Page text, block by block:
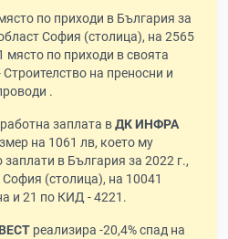
по приходи в България за
София (столица), на 2565
място по приходи в своята
на преносни и
.
заплата вДК ИНФРА
на 1061 лв, което му
в България за 2022 г.,
(столица), на 10041
и 21 по КИД - 4221.
реализира -20,4% спад на